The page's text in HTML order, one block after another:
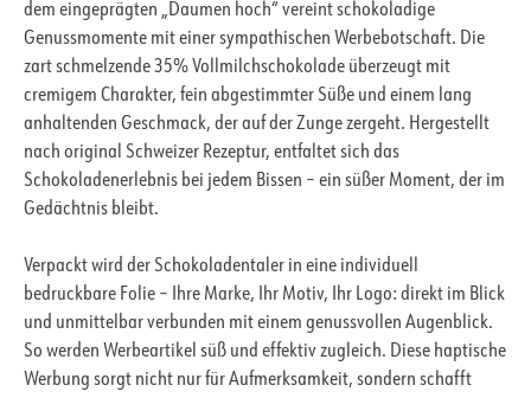
dem eingeprägten „Daumen hoch“ vereint schokoladige
Genussmomente mit einer sympathischen Werbebotschaft. Die
zart schmelzende 35% Vollmilchschokolade überzeugt mit
cremigem Charakter, fein abgestimmter Süße und einem lang
anhaltenden Geschmack, der auf der Zunge zergeht. Hergestellt
nach original Schweizer Rezeptur, entfaltet sich das
Schokoladenerlebnis bei jedem Bissen – ein süßer Moment, der im
Gedächtnis bleibt.
Verpackt wird der Schokoladentaler in eine individuell
bedruckbare Folie – Ihre Marke, Ihr Motiv, Ihr Logo: direkt im Blick
und unmittelbar verbunden mit einem genussvollen Augenblick.
So werden Werbeartikel süß und effektiv zugleich. Diese haptische
Werbung sorgt nicht nur für Aufmerksamkeit, sondern schafft